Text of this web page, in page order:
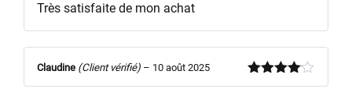
Très satisfaite de mon achat
Note4
Claudine (Client vérifié) – 10 août 2025